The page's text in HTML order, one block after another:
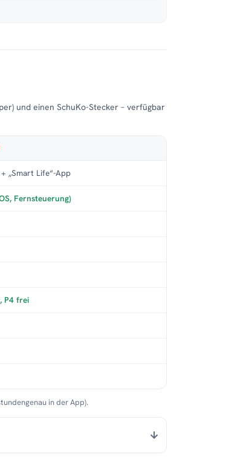
und einen SchuKo-Stecker – verfügbar
„Smart Life“-App
Fernsteuerung)
P4 frei
in der App).